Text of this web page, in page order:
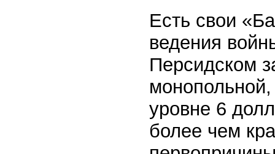
Есть свои
ведения
Персидском
уровне 6
более чем